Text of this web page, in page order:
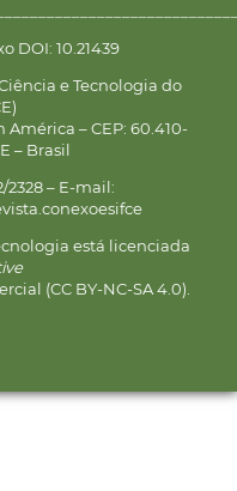
DOI: 10.21439
e Tecnologia do
América – CEP: 60.410-
– Brasil
2328 – E-mail:
está licenciada
(CC BY-NC-SA 4.0).